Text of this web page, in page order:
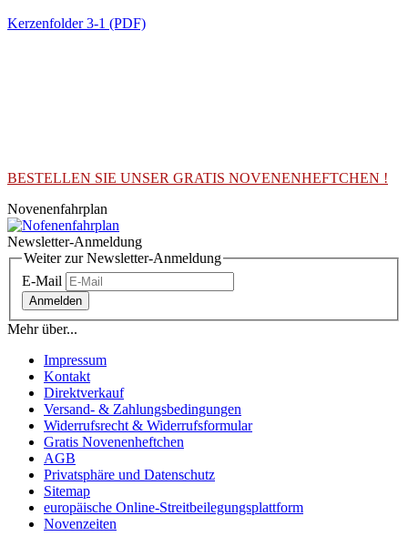
Kerzenfolder 3-1 (PDF)
BESTELLEN SIE UNSER GRATIS NOVENENHEFTCHEN !
Novenenfahrplan
Newsletter-Anmeldung
Weiter zur Newsletter-Anmeldung
E-Mail
Anmelden
Mehr über...
Impressum
Kontakt
Direktverkauf
Versand- & Zahlungsbedingungen
Widerrufsrecht & Widerrufsformular
Gratis Novenenheftchen
AGB
Privatsphäre und Datenschutz
Sitemap
europäische Online-Streitbeilegungsplattform
Novenzeiten